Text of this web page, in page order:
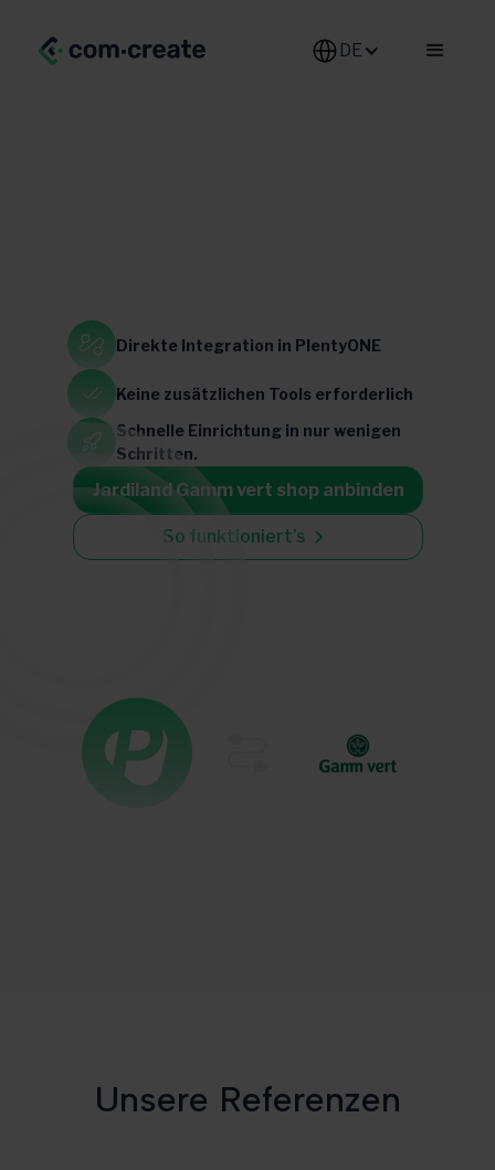
DE-DE
Direkte Integration in PlentyONE
Keine zusätzlichen Tools erforderlich
Schnelle Einrichtung in nur wenigen
Schritten.
Jardiland Gamm vert shop anbinden
So funktioniert’s
Unsere Referenzen